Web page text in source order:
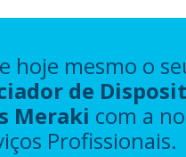
hoje mesmo o
de
Meraki com a
Profissionais.